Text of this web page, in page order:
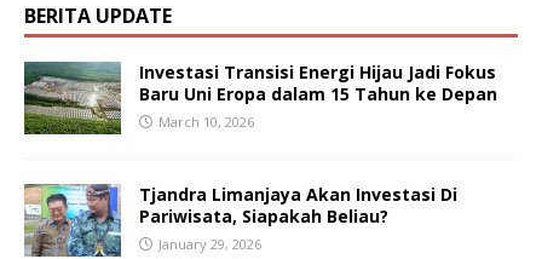
BERITA UPDATE
Investasi Transisi Energi Hijau Jadi Fokus
Baru Uni Eropa dalam 15 Tahun ke Depan
March 10, 2026
Tjandra Limanjaya Akan Investasi Di
Pariwisata, Siapakah Beliau?
January 29, 2026